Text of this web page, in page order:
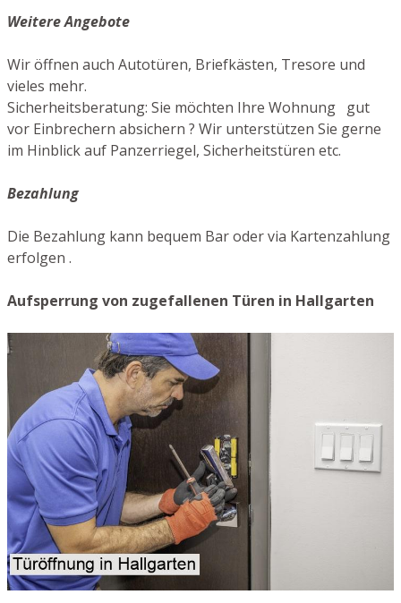
Weitere Angebote
Wir öffnen auch Autotüren, Briefkästen, Tresore und
vieles mehr.
Sicherheitsberatung: Sie möchten Ihre Wohnung gut
vor Einbrechern absichern ? Wir unterstützen Sie gerne
im Hinblick auf Panzerriegel, Sicherheitstüren etc.
Bezahlung
Die Bezahlung kann bequem Bar oder via Kartenzahlung
erfolgen .
Aufsperrung von zugefallenen Türen in Hallgarten